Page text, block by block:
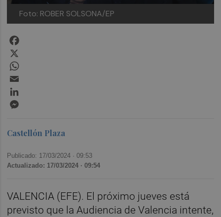
Foto: ROBER SOLSONA/EP
Castellón Plaza
Publicado: 17/03/2024 ·09:53
Actualizado: 17/03/2024 · 09:54
VALENCIA (EFE). El próximo jueves está
previsto que la Audiencia de Valencia intente,